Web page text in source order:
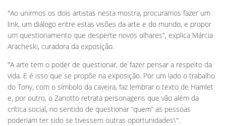
"Ao unirmos os dois artistas nesta mostra, procuramos fazer um
link, um diálogo entre estas visões da arte e do mundo, e propor
um questionamento que desperte novos olhares", explica Márcia
Aracheski, curadora da exposição.
"A arte tem o poder de questionar, de fazer pensar a respeito da
vida. E é isso que se propõe na exposição. Por um lado o trabalho
do Tony, com o símbolo da caveira, faz lembrar o texto de Hamlet
e, por outro, o Zanotto retrata personagens que vão além da
crítica social, no sentido de questionar “quem” as pessoas
poderiam ter sido se tivessem outras oportunidades\".